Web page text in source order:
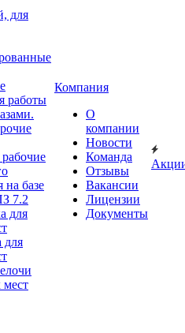
для
работы
на базе
7.2
для
для
мест
Компания
О
компании
Новости
Команда
Отзывы
Вакансии
Лицензии
Документы